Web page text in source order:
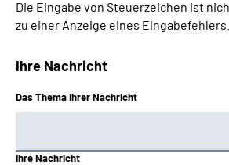
Die Eingabe von Steuerzeichen ist
zu einer Anzeige eines Eingabefehlers.
Ihre Nachricht
Das Thema Ihrer Nachricht
Ihre Nachricht